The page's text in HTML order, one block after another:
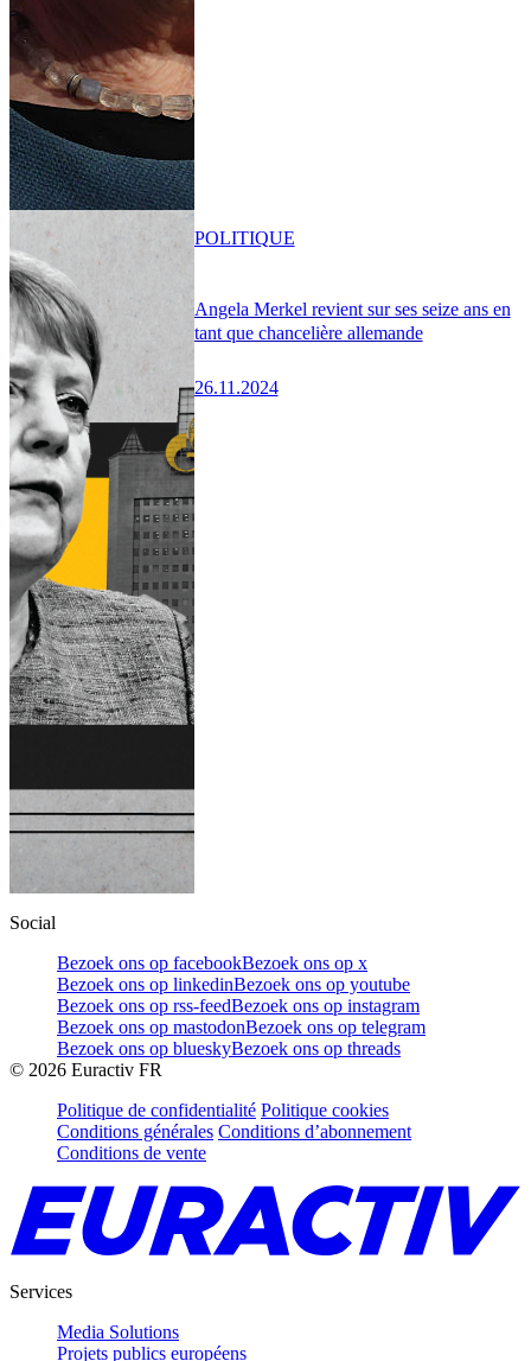
Angela Merkel revient sur ses seize ans en
tant que chancelière allemande
26.11.2024
POLITIQUE
Social
Bezoek ons op facebookBezoek ons op x
Bezoek ons op linkedinBezoek ons op youtube
Bezoek ons op rss-feedBezoek ons op instagram
Bezoek ons op mastodonBezoek ons op telegram
Bezoek ons op blueskyBezoek ons op threads
© 2026 Euractiv FR
Politique de confidentialité Politique cookies
Conditions générales Conditions d’abonnement
Conditions de vente
Services
Media Solutions
Projets publics européens